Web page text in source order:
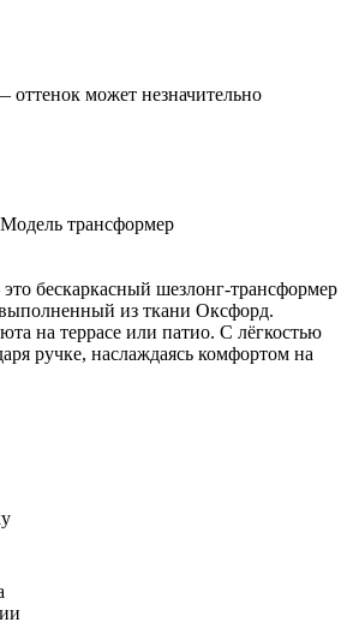
может незначительно
трансформер
бескаркасный шезлонг-трансформер
из ткани Оксфорд.
на террасе или патио. С лёгкостью
ручке, наслаждаясь комфортом на